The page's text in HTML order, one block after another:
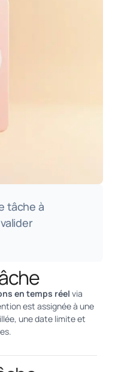
tâche à
en temps réel via
est assignée à une
une date limite et